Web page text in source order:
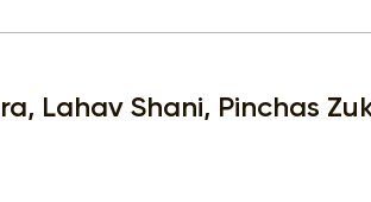
Lahav Shani, Pinchas